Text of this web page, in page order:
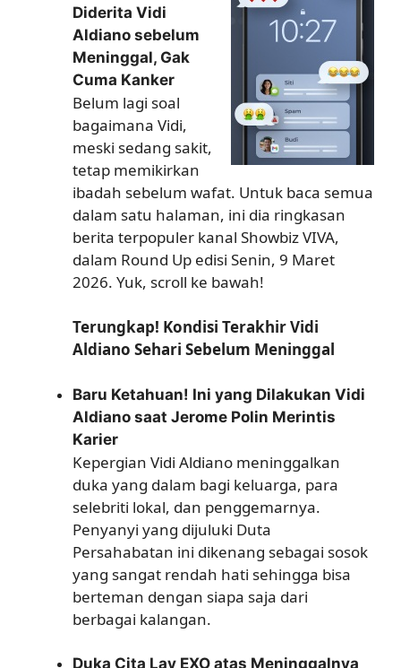
Diderita Vidi
Aldiano sebelum
Meninggal, Gak
Cuma Kanker
Belum lagi soal
bagaimana Vidi,
meski sedang sakit,
tetap memikirkan
ibadah sebelum wafat. Untuk baca semua
dalam satu halaman, ini dia ringkasan
berita terpopuler kanal Showbiz VIVA,
dalam Round Up edisi Senin, 9 Maret
2026. Yuk, scroll ke bawah!
Terungkap! Kondisi Terakhir Vidi
Aldiano Sehari Sebelum Meninggal
Baru Ketahuan! Ini yang Dilakukan Vidi
Aldiano saat Jerome Polin Merintis
Karier
Kepergian Vidi Aldiano meninggalkan
duka yang dalam bagi keluarga, para
selebriti lokal, dan penggemarnya.
Penyanyi yang dijuluki Duta
Persahabatan ini dikenang sebagai sosok
yang sangat rendah hati sehingga bisa
berteman dengan siapa saja dari
berbagai kalangan.
Duka Cita Lay EXO atas Meninggalnya